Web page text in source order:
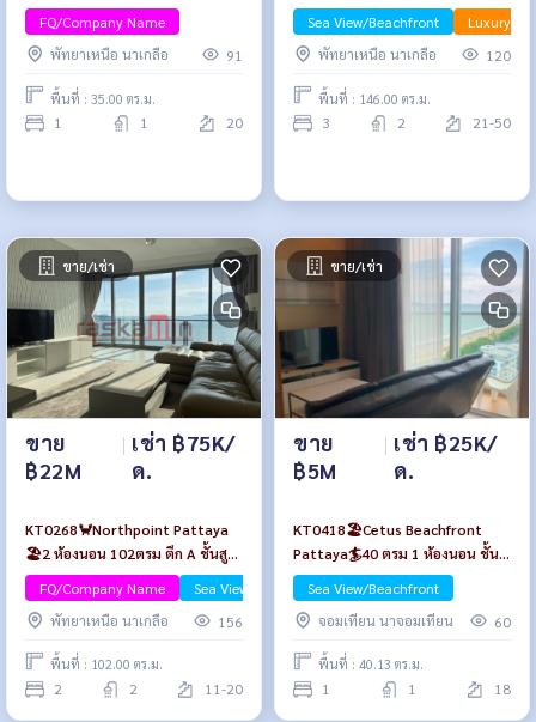
ตึก A ชั้น20 พร้อมเฟอร์นิเจอร์
FQ/Company Name
พัทยาเหนือ นาเกลือ
91
พื้นที่ : 35.00 ตร.ม.
1 1 20
🌊วิวทะเล พร้อมเฟอร์นิเจอร์
Sea View/Beachfront
Luxury
พัทยาเหนือ นาเกลือ
120
พื้นที่ : 146.00 ตร.ม.
3 2 21-50
ขาย/เช่า
ขาย
฿22M
| เช่า ฿75K/
ด.
KT0268🦀Northpoint Pattaya
🏖️2 ห้องนอน 102ตรม ตึก A ชั้นสูง
🌊วิวทะเล พร้อมเฟอร์นิเจอร์
FQ/Company Name Sea View/Beachfront
Luxury
พัทยาเหนือ นาเกลือ
156
พื้นที่ : 102.00 ตร.ม.
2 2 11-20
ขาย/เช่า
ขาย
฿5M
| เช่า ฿25K/
ด.
KT0418🏖️Cetus Beachfront
Pattaya🏄40 ตรม 1 ห้องนอน ชั้น
18🌊วิวทะเล แถมเฟอร์นิเจอร์
Sea View/Beachfront
จอมเทียน นาจอมเทียน
60
พื้นที่ : 40.13 ตร.ม.
1 1 18